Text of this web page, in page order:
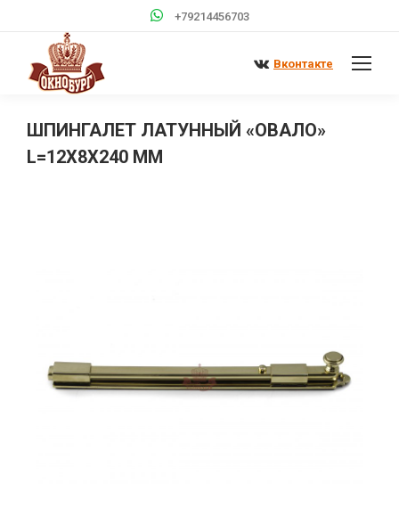
+79214456703
Вконтакте
ШПИНГАЛЕТ ЛАТУННЫЙ «ОВАЛО»
L=12Х8Х240 ММ